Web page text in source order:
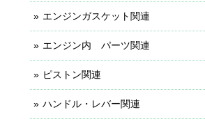
エンジンガスケット関連
エンジン内 パーツ関連
ピストン関連
ハンドル・レバー関連